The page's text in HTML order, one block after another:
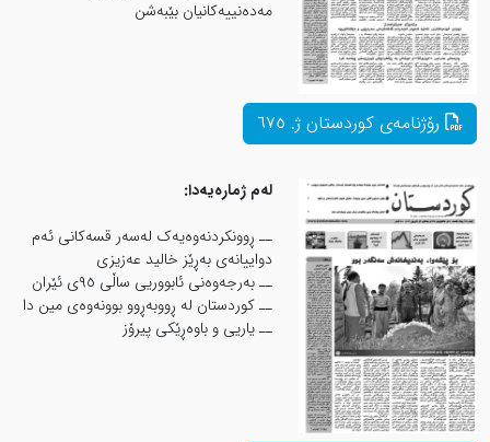
مه‌ده‌نییەكانیان بێبه‌شن
لەم ژمارەیەدا:
ــ ڕوونکردنەوەیەک لەسەر قسەکانی ئەم
دواییانەی بەڕێز خالید عەزیزی
ــ بەرجەوەنی ئابووریی ساڵی ٩٥ی ئێران
ــ کوردستان لە ڕووبەڕوو بوونەوەی مین دا
ــ یاریی و باوەڕێكی پیرۆز